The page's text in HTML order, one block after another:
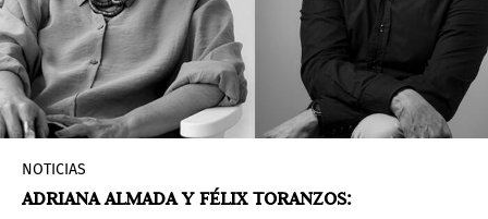
NOTICIAS
ADRIANA ALMADA Y FÉLIX TORANZOS: